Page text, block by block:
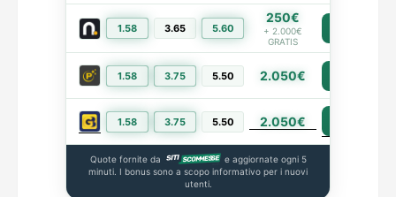
1.58 3.65 5.60
250€
+ 2.000€
GRATIS
1.58 3.75 5.50 2.050€
1.58 3.75 5.50 2.050€
Quote fornite da
e aggiornate ogni 5
minuti. I bonus sono a scopo informativo per i nuovi
utenti.